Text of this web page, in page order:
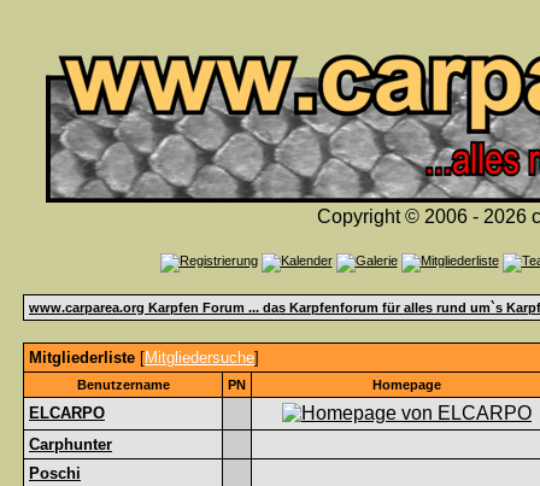
Copyright © 2006 - 2026
www.carparea.org Karpfen Forum ... das Karpfenforum für alles rund um`s
Mitgliederliste [Mitgliedersuche]
Benutzername PN Homepage
ELCARPO
Carphunter
Poschi